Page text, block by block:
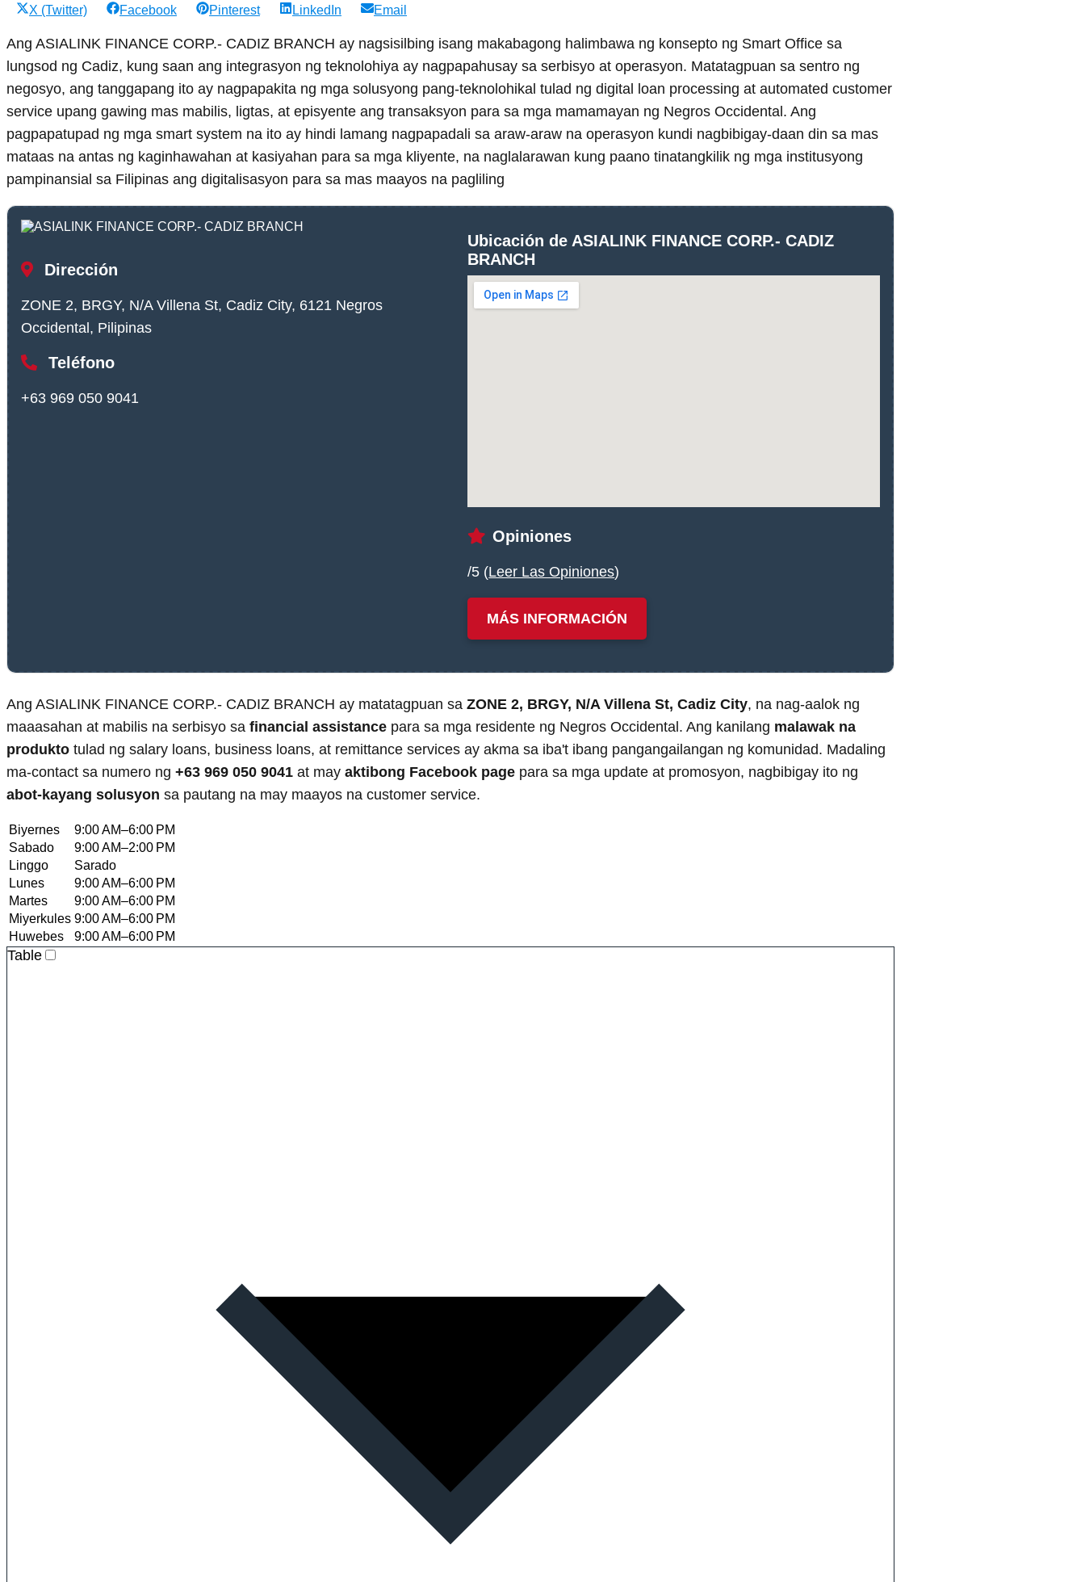
Share
X (Twitter)
Share
Facebook
Share
Pinterest
Share
LinkedIn
Share
Email
Ang ASIALINK FINANCE CORP.- CADIZ BRANCH ay nagsisilbing isang makabagong halimbawa ng konsepto ng Smart Office sa
lungsod ng Cadiz, kung saan ang integrasyon ng teknolohiya ay nagpapahusay sa serbisyo at operasyon. Matatagpuan sa sentro ng
negosyo, ang tanggapang ito ay nagpapakita ng mga solusyong pang-teknolohikal tulad ng digital loan processing at automated customer
service upang gawing mas mabilis, ligtas, at episyente ang transaksyon para sa mga mamamayan ng Negros Occidental. Ang
pagpapatupad ng mga smart system na ito ay hindi lamang nagpapadali sa araw-araw na operasyon kundi nagbibigay-daan din sa mas
mataas na antas ng kaginhawahan at kasiyahan para sa mga kliyente, na naglalarawan kung paano tinatangkilik ng mga institusyong
pampinansial sa Filipinas ang digitalisasyon para sa mas maayos na pagliling
Dirección
ZONE 2, BRGY, N/A Villena St, Cadiz City, 6121 Negros
Occidental, Pilipinas
Teléfono
+63 969 050 9041
Ubicación de ASIALINK FINANCE CORP.- CADIZ
BRANCH
Opiniones
/5 (Leer Las Opiniones)
MÁS INFORMACIÓN
Ang ASIALINK FINANCE CORP.- CADIZ BRANCH ay matatagpuan sa ZONE 2, BRGY, N/A Villena St, Cadiz City, na nag-aalok ng
maaasahan at mabilis na serbisyo sa financial assistance para sa mga residente ng Negros Occidental. Ang kanilang malawak na
produkto tulad ng salary loans, business loans, at remittance services ay akma sa iba't ibang pangangailangan ng komunidad. Madaling
ma-contact sa numero ng +63 969 050 9041 at may aktibong Facebook page para sa mga update at promosyon, nagbibigay ito ng
abot-kayang solusyon sa pautang na may maayos na customer service.
Biyernes
9:00 AM–6:00 PM
Sabado
9:00 AM–2:00 PM
Linggo
Sarado
Lunes
9:00 AM–6:00 PM
Martes
9:00 AM–6:00 PM
Miyerkules 9:00 AM–6:00 PM
Huwebes
9:00 AM–6:00 PM
Table